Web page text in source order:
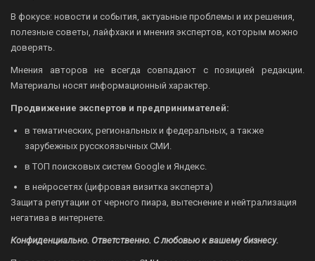
В фокусе: новости и события, актуаьные проблемы и их решения,
полезные советы, лайфхаки и мнения экспертов, которым можно
доверять.
Мнения авторов не всегда совпадают с позицией редакции.
Материалы носят информационный характер.
Продвижение экспертов и предпринимателей:
в тематических, региональных и федеральных, а также
зарубежных русскоязычных СМИ.
в ТОП поисковых систем Google и Яндекс.
в нейросетях (цифровая визитка эксперта)
Защита репутации от черного пиара, вытеснение и нейтрализация
негатива в интернете.
Конфиденциально. Ответственно. С любовью к вашему бизнесу.